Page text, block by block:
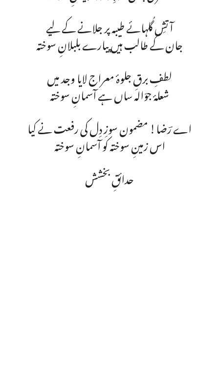
آتشِ گُلہائے طیبہ پر جلانے کے لیے
جان کے طالب ہیں پیارے بلبلانِ سوختہ
لطفِ برقِ جلوۂ معراج لایا وجد میں
شعلۂ جوّالہ ساں ہے آسمانِ سوختہ
اے رؔضا! مضمون سوزِ دِل کی رفعت نے کیا
اس زمینِ سوختہ کو آسمانِ سوختہ
حدائقِ بخشش